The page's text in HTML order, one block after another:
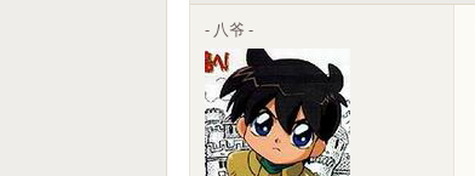
- 八爷 -